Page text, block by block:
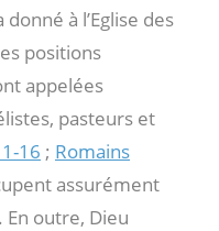
à l’Eglise des
positions
appelées
pasteurs et
16 ; Romains
assurément
outre, Dieu